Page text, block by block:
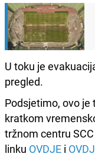
U toku je
pregled.
Podsjetimo, ovo
kratkom
tržnom centru
linku OVDJE i